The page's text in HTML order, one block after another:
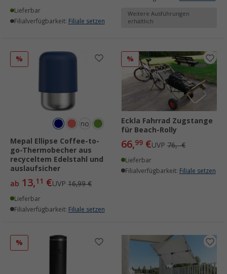
Lieferbar
Filialverfügbarkeit: Filiale setzen
Weitere Ausführungen
erhältlich
%
nordic
Mepal Ellipse Coffee-to-
go-Thermobecher aus
recyceltem Edelstahl und
auslaufsicher
ab 13,11 €UVP 16,99 €
Lieferbar
Filialverfügbarkeit: Filiale setzen
%
Eckla Fahrrad Zugstange
für Beach-Rolly
66,99 €UVP 76,- €
Lieferbar
Filialverfügbarkeit: Filiale setzen
%